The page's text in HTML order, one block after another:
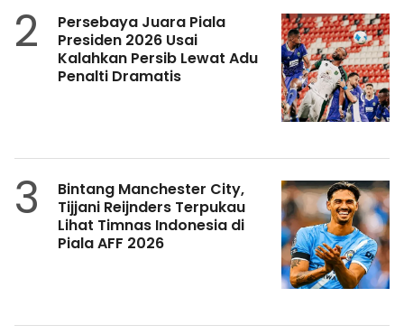
2
Persebaya Juara Piala
Presiden 2026 Usai
Kalahkan Persib Lewat Adu
Penalti Dramatis
3
Bintang Manchester City,
Tijjani Reijnders Terpukau
Lihat Timnas Indonesia di
Piala AFF 2026